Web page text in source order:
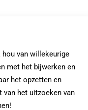
van willekeurige
met het bijwerken en
het opzetten en
van het uitzoeken van